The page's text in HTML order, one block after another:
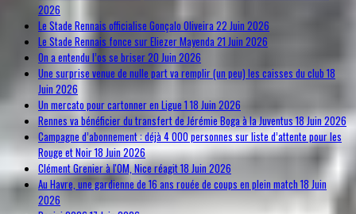
2026
Le Stade Rennais officialise Gonçalo Oliveira22 Juin 2026
Le Stade Rennais fonce sur Eliezer Mayenda 21 Juin 2026
On a entendu l’os se briser20 Juin 2026
Une surprise venue de nulle part va remplir (un peu) les caisses du club 18
Juin 2026
Un mercato pour cartonner en Ligue 1 18 Juin 2026
Rennes va bénéficier du transfert de Jérémie Boga à la Juventus18 Juin 2026
Campagne d’abonnement : déjà 4 000 personnes sur liste d’attente pour les
Rouge et Noir18 Juin 2026
Clément Grenier à l'OM, Nice réagit18 Juin 2026
Au Havre, une gardienne de 16 ans rouée de coups en plein match18 Juin
2026